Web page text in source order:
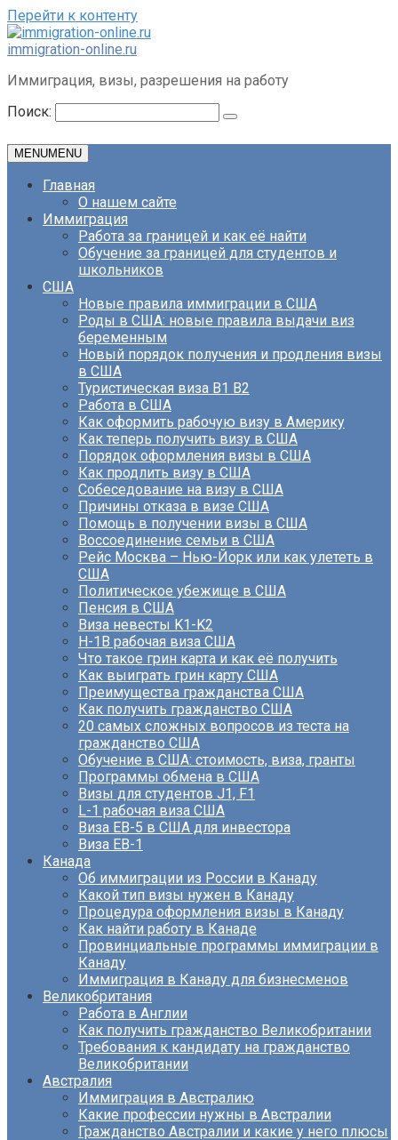
Перейти к контенту
immigration-online.ru
Иммиграция, визы, разрешения на работу
Поиск:
MENUMENU
Главная
О нашем сайте
Иммиграция
Работа за границей и как её найти
Обучение за границей для студентов и
школьников
США
Новые правила иммиграции в США
Роды в США: новые правила выдачи виз
беременным
Новый порядок получения и продления визы
в США
Туристическая виза B1 B2
Работа в США
Как оформить рабочую визу в Америку
Как теперь получить визу в США
Порядок оформления визы в США
Как продлить визу в США
Собеседование на визу в США
Причины отказа в визе США
Помощь в получении визы в США
Воссоединение семьи в США
Рейс Москва – Нью-Йорк или как улететь в
США
Политическое убежище в США
Пенсия в США
Виза невесты K1-K2
H-1B рабочая виза США
Что такое грин карта и как её получить
Как выиграть грин карту США
Преимущества гражданства США
Как получить гражданство США
20 самых сложных вопросов из теста на
гражданство США
Обучение в США: стоимость, виза, гранты
Программы обмена в США
Визы для студентов J1, F1
L-1 рабочая виза США
Виза EB-5 в США для инвестора
Виза ЕВ-1
Канада
Об иммиграции из России в Канаду
Какой тип визы нужен в Канаду
Процедура оформления визы в Канаду
Как найти работу в Канаде
Провинциальные программы иммиграции в
Канаду
Иммиграция в Канаду для бизнесменов
Великобритания
Работа в Англии
Как получить гражданство Великобритании
Требования к кандидату на гражданство
Великобритании
Австралия
Иммиграция в Австралию
Какие профессии нужны в Австралии
Гражданство Австралии и какие у него плюсы